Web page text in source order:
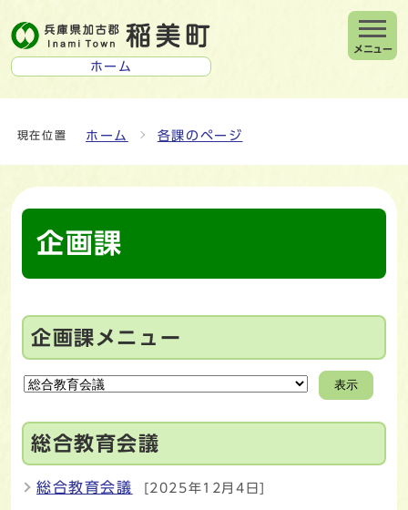
ホーム
メニュー
現在位置 ホーム 各課のページ
企画課
企画課メニュー
表示
総合教育会議
総合教育会議 [2025年12月4日]